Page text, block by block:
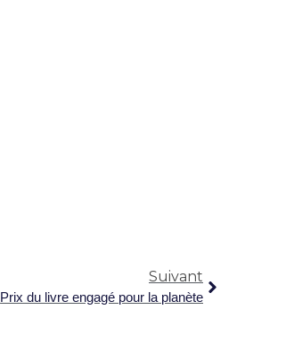
Suivant
Prix du livre engagé pour la planète